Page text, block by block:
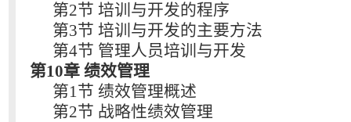
第2节 培训与开发的程序
第3节 培训与开发的主要方法
第4节 管理人员培训与开发
第10章 绩效管理
第1节 绩效管理概述
第2节 战略性绩效管理